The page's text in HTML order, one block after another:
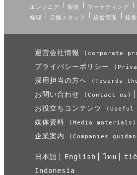
エンジニア
製造 マーケティング
経理
店舗スタッフ 経営管理 経
運営会社情報 (corporate
プライバシーポリシー
採用担当の方へ (Towards
お問い合わせ (Contact us)
お役立ちコンテンツ (Useful
媒体資料 (Media materials)
企業案内 (Companies
日本語 English ไทย
Indonesia